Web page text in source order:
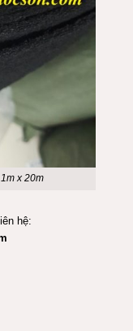
x 20m
hệ: